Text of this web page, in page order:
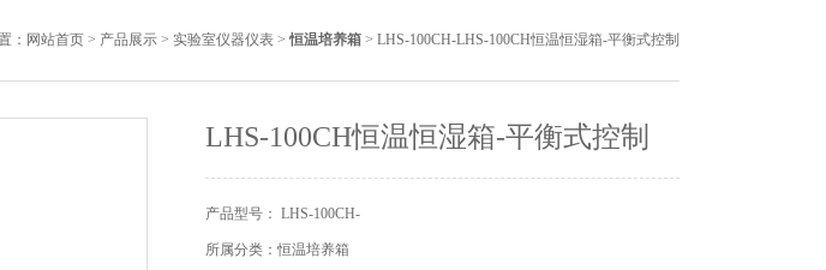
： 网站首页 > 产品展示 > 实验室仪器仪表 >恒温培养箱 > LHS-100CH-LHS-100CH恒温恒湿箱-平衡式控制
LHS-100CH恒温恒湿箱-平衡式控制
产品型号： LHS-100CH-
所属分类：恒温培养箱